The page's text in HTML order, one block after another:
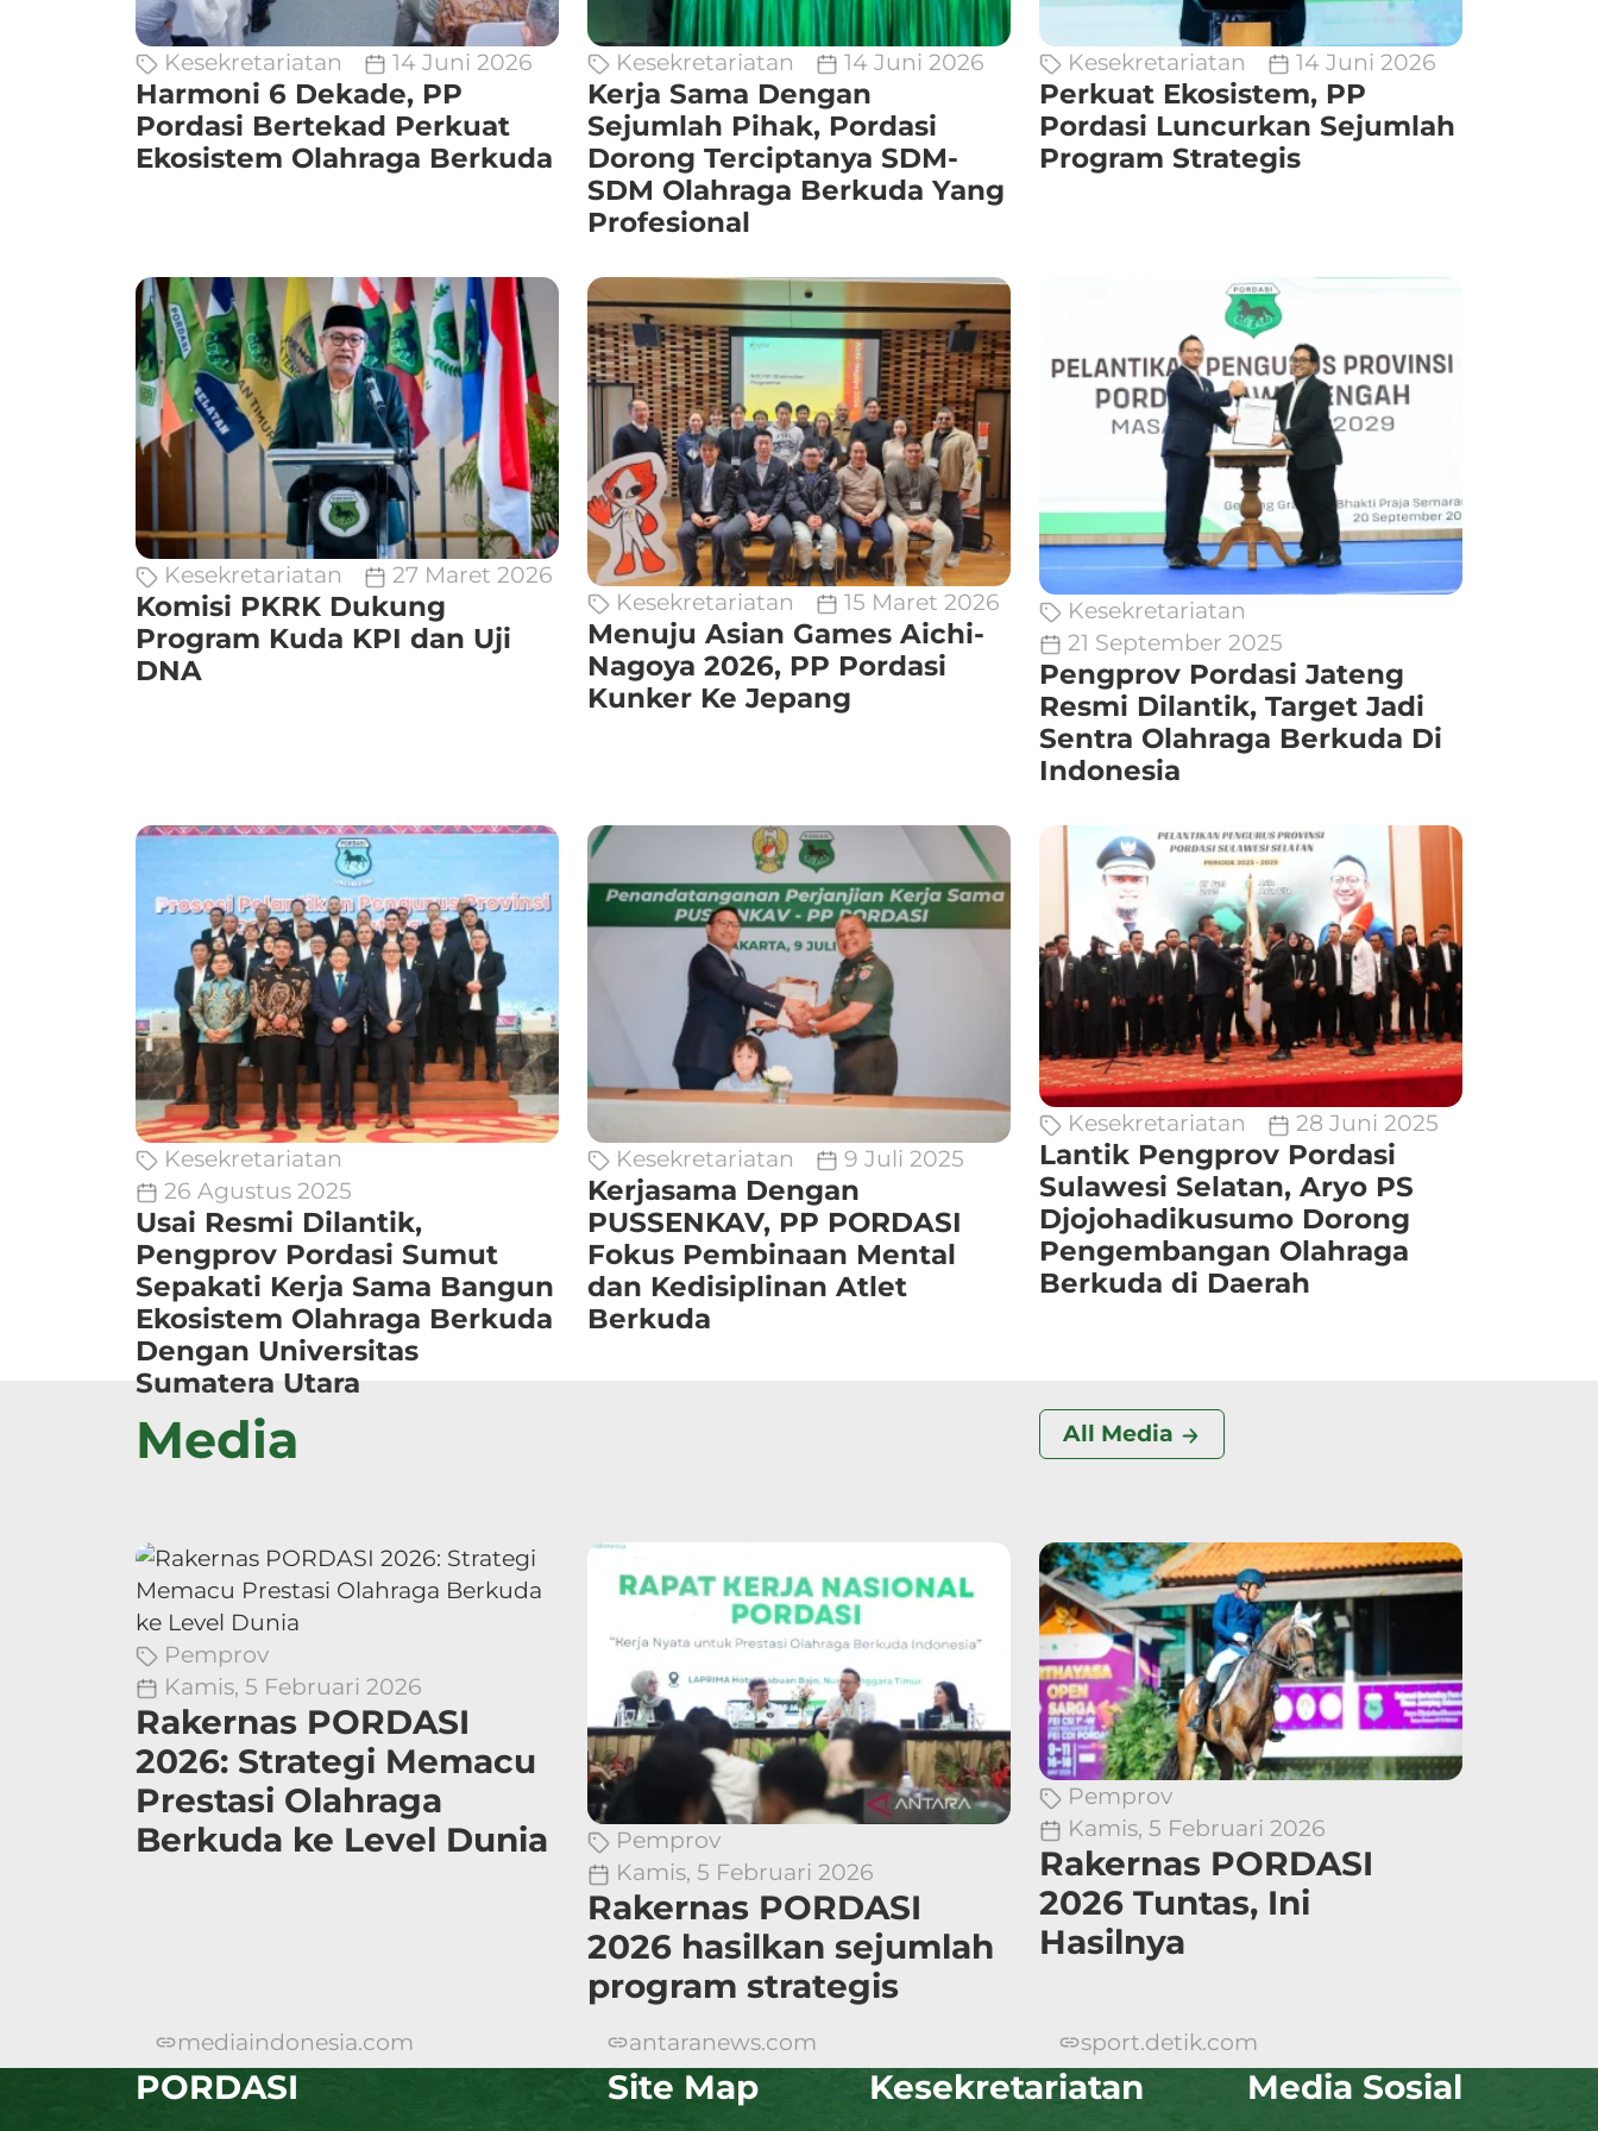
Kesekretariatan 14 Juni 2026
Harmoni 6 Dekade, PP
Pordasi Bertekad Perkuat
Ekosistem Olahraga Berkuda
Kesekretariatan 14 Juni 2026
Kerja Sama Dengan
Sejumlah Pihak, Pordasi
Dorong Terciptanya SDM-
SDM Olahraga Berkuda Yang
Profesional
Kesekretariatan 14 Juni 2026
Perkuat Ekosistem, PP
Pordasi Luncurkan Sejumlah
Program Strategis
Kesekretariatan 27 Maret 2026
Komisi PKRK Dukung
Program Kuda KPI dan Uji
DNA
Kesekretariatan 15 Maret 2026
Menuju Asian Games Aichi-
Nagoya 2026, PP Pordasi
Kunker Ke Jepang
Kesekretariatan
21 September 2025
Pengprov Pordasi Jateng
Resmi Dilantik, Target Jadi
Sentra Olahraga Berkuda Di
Indonesia
Kesekretariatan
26 Agustus 2025
Usai Resmi Dilantik,
Pengprov Pordasi Sumut
Sepakati Kerja Sama Bangun
Ekosistem Olahraga Berkuda
Dengan Universitas
Sumatera Utara
Kesekretariatan 9 Juli 2025
Kerjasama Dengan
PUSSENKAV, PP PORDASI
Fokus Pembinaan Mental
dan Kedisiplinan Atlet
Berkuda
Kesekretariatan 28 Juni 2025
Lantik Pengprov Pordasi
Sulawesi Selatan, Aryo PS
Djojohadikusumo Dorong
Pengembangan Olahraga
Berkuda di Daerah
Media All Media
Pemprov
Kamis, 5 Februari 2026
Rakernas PORDASI
2026: Strategi Memacu
Prestasi Olahraga
Berkuda ke Level Dunia
mediaindonesia.com
Pemprov
Kamis, 5 Februari 2026
Rakernas PORDASI
2026 hasilkan sejumlah
program strategis
antaranews.com
Pemprov
Kamis, 5 Februari 2026
Rakernas PORDASI
2026 Tuntas, Ini
Hasilnya
sport.detik.com
PORDASI Site Map Kesekretariatan Media Sosial